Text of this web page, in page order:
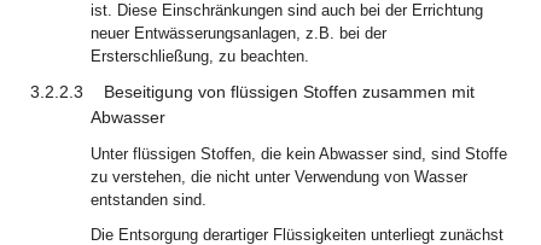
ist. Diese Einschränkungen sind auch bei der Errichtung
neuer Entwässerungsanlagen, z.B. bei der
Ersterschließung, zu beachten.
3.2.2.3
Beseitigung von flüssigen Stoffen zusammen mit
Abwasser
Unter flüssigen Stoffen, die kein Abwasser sind, sind Stoffe
zu verstehen, die nicht unter Verwendung von Wasser
entstanden sind.
Die Entsorgung derartiger Flüssigkeiten unterliegt zunächst